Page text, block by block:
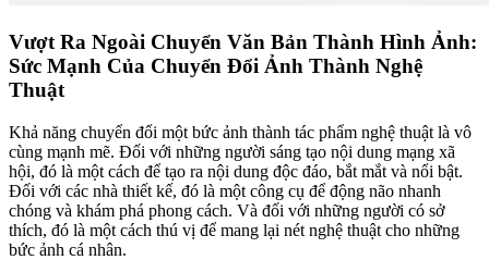
Vượt Ra Ngoài Chuyển Văn Bản Thành Hình Ảnh:
Sức Mạnh Của Chuyển Đổi Ảnh Thành Nghệ
Thuật
Khả năng chuyển đổi một bức ảnh thành tác phẩm nghệ thuật là vô
cùng mạnh mẽ. Đối với những người sáng tạo nội dung mạng xã
hội, đó là một cách để tạo ra nội dung độc đáo, bắt mắt và nổi bật.
Đối với các nhà thiết kế, đó là một công cụ để động não nhanh
chóng và khám phá phong cách. Và đối với những người có sở
thích, đó là một cách thú vị để mang lại nét nghệ thuật cho những
bức ảnh cá nhân.